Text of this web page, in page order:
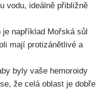
vodu,‌ ideálně přibližně
například Mořská sůl
mají protizánětlivé ⁢a‍
byly⁣ vaše hemoroidy
že celá oblast je ⁣dobře